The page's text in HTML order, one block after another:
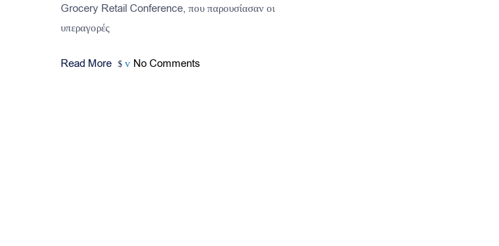
Grocery Retail Conference, που παρουσίασαν οι
υπεραγορές
Read More No Comments